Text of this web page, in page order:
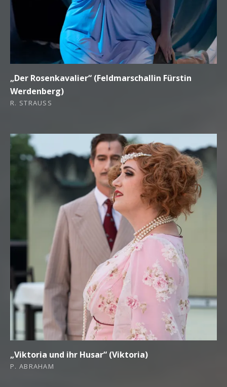
„Der Rosenkavalier“ (Feldmarschallin Fürstin
Werdenberg)
R. STRAUSS
„Viktoria und ihr Husar“ (Viktoria)
P. ABRAHAM